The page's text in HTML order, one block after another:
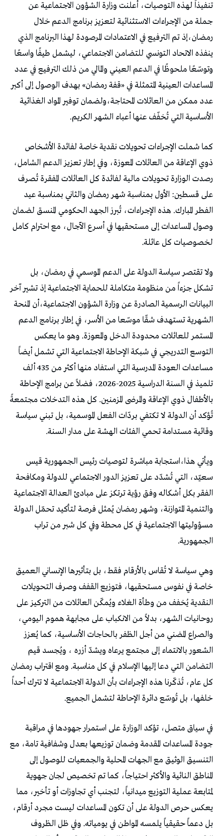
تنفيذاً لهذه التوصيات، أعلنت وزارة الشؤون الاجتماعية عن
جملة من الإجراءات الاستثنائية لتعزيز برنامج الدعم خلال
رمضان،إذ تم الترفيع في الاعتمادات المرصودة لهذا البرنامج الذي
ينفذه الاتحاد التونسي للتضامن الاجتماعي، ليشمل طيفًا واسعًا
وتوسّعًا ملحوظًا في الدعم العيني والمالي من ذلك الترفيع في عدد
المساعدات العينية المتمثلة في «قفة رمضان» بهدف الوصول إلى أكبر
عدد ممكن من العائلات المحتاجة،ولضمان توفير المواد الغذائية
الأساسية التي تُخفّف عنها أعباء الشهر الكريم.
كما شملت الإجراءات تحويلات نقدية خاصة لفائدة الأشخاص
ذوي الإعاقة من العائلات المعوزة، وفي إطار تعزيز الدعم الشامل،
رصدت الوزارة تحويلات مالية لفائدة كل العائلات المفقرة تُصرف
على قسطين: الأول بمناسبة شهر رمضان والثاني بمناسبة عيد
الفطر المبارك. هذه الإجراءات، تُبرز الجهد الحكومي المنسق لضمان
وصول المساعدات إلى مستحقيها في أسرع الآجال، مع احترام كامل
لخصوصيات كل عائلة.
ولا تقتصر سياسة الدولة على الدعم الموسمي في رمضان، بل
تشكل جزءاً من منظومة متكاملة للحماية الاجتماعية إذ تشير آخر
البيانات الرسمية الصادرة عن وزارة الشؤون الاجتماعية،أن المنحة
الشهرية تستهدف شقّا موسّعا من الأسر، في إطار برنامج الدعم
المستمر للعائلات محدودة الدخل والمعوزة. وهو ما يعكس
التوسع التدريجي في شبكة الإحاطة الاجتماعية التي تشمل أيضاً
مساعدات العودة المدرسية التي استفاد منها أكثر من 435 ألف
تلميذ في السنة الدراسية 2025-2026، فضلاً عن برامج الإحاطة
بالأطفال ذوي الإعاقة والمرضى المزمنين. كل هذه التدخلات مجتمعةً
تُؤكد أن الدولة لا تكتفي بردّات الفعل الموسمية، بل تبني سياسة
وقائية مستدامة تحمي الفئات الهشة على مدار السنة.
ويأتي هذا،استجابة مباشرة لتوصيات رئيس الجمهورية قيس
سعيّد، التي تُشدّد على تعزيز الدور الاجتماعي للدولة ومكافحة
الفقر بكل أشكاله وفق رؤية ترتكز على مبادئ العدالة الاجتماعية
والتنمية المتوازنة، وشهر رمضان يُمثل فرصة لتأكيد تحمّل الدولة
مسؤوليتها الاجتماعية في كل محطة وفي كل شبر من تراب
الجمهورية.
وهي سياسة لا تُقاس بالأرقام فقط، بل بتأثيرها الإنساني العميق
خاصة في نفوس مستحقيها، فتوزيع القفف وصرف التحويلات
النقدية يُخفف من وطأة الغلاء ويُمكّن العائلات من التركيز على
روحانيات الشهر، بدلاً من الانكباب على مجابهة هموم اليومي،
والصراع المضني من أجل الظفر بالحاجات الأساسية، كما يُعزز
الشعور بالانتماء إلى مجتمع يرعاه ويشدّ أزره ، ويُجسد قيم
التضامن التي دعا إليها الإسلام في كل مناسبة. ومع اقتراب رمضان
كل عام، تُذكّرنا هذه الإجراءات بأن الدولة الاجتماعية لا تترك أحداً
خلفها، بل تُوسّع دائرة الإحاطة لتشمل الجميع.
في سياق متصل، تؤكد الوزارة على استمرار جهودها في مراقبة
جودة المساعدات المقدمة وضمان توزيعها بعدل وشفافية تامة، مع
التنسيق الوثيق مع الجهات المحلية والجمعيات للوصول إلى
المناطق النائية والأكثر احتياجاً، كما تم تخصيص لجان جهوية
لمتابعة عملية التوزيع ميدانياً، لتجنب أي تجاوزات أو تأخير، مما
يعكس حرص الدولة على أن تكون المساعدات ليست مجرد أرقام،
بل دعماً حقيقياً يلمسه المواطن في يومياته. وفي ظل الظروف